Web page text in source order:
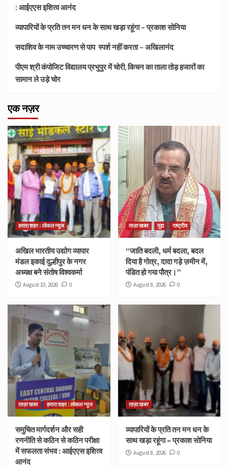
: आईएएस इशित्व आनंद
व्यापारियों के प्रति तन मन धन के साथ खड़ा रहूंगा – प्रकाश सोनिया
सदाशिव के नाम उच्चारण से पाप स्पर्श नहीं करता – अखिलानंद
पीएम श्री कंपोजिट विद्यालय प्रभुपुर में चोरी, किचन का ताला तोड़ हजारों का
सामान ले उड़े चोर
एक नज़र
हमारा शहर : लोकल न्यूज
अखिल भारतीय उद्योग व्यापार
मंडल इकाई दुल्हीपुर के नगर
अध्यक्ष बने संतोष विश्वकर्मा
August 10, 2026 0
ताज़ा खबर मुद्दा राष्ट्रीय
“जाति बदली, धर्म बदला, बदल
दिया है गोत्र, दादा गड़े ज़मीन में,
पंडित हो गया पौत्र।”
August 8, 2026 0
ताज़ा खबर हमारा शहर : लोकल न्यूज
समुचित मार्गदर्शन और सही
रणनीति से कठिन से कठिन परीक्षा
में सफलता संभव : आईएएस इशित्व
आनंद
ताज़ा खबर
व्यापारियों के प्रति तन मन धन के
साथ खड़ा रहूंगा – प्रकाश सोनिया
August 8, 2026 0